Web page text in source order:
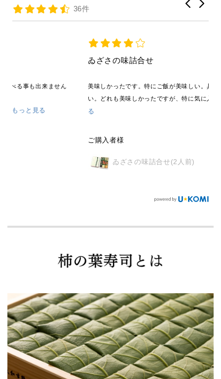
36件
美味しかったです。特にご飯が美味しい。具とのバランスもい
い。どれも美味しかったですが、特に気に入った...もっと見
る
ゐざさの味詰合せ(2人前)